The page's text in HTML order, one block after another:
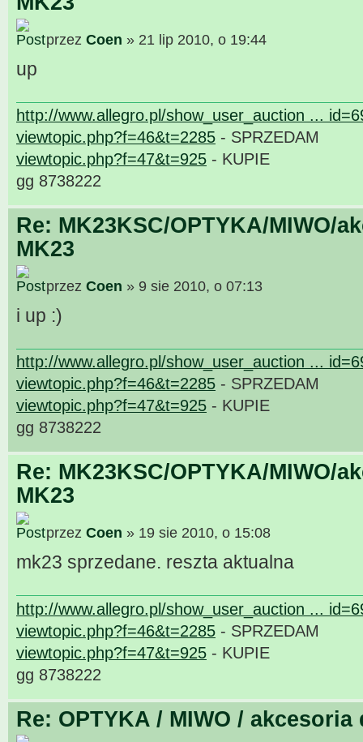
przez Coen » 21 lip 2010, o 19:44
up
http://www.allegro.pl/show_user_auction ...
viewtopic.php?f=46&t=2285 - SPRZEDAM
viewtopic.php?f=47&t=925 - KUPIE
gg 8738222
Re: MK23KSC/OPTYKA/MIWO/
MK23
przez Coen » 9 sie 2010, o 07:13
i up :)
http://www.allegro.pl/show_user_auction ...
viewtopic.php?f=46&t=2285 - SPRZEDAM
viewtopic.php?f=47&t=925 - KUPIE
gg 8738222
Re: MK23KSC/OPTYKA/MIWO/
MK23
przez Coen » 19 sie 2010, o 15:08
mk23 sprzedane. reszta aktualna
http://www.allegro.pl/show_user_auction ...
viewtopic.php?f=46&t=2285 - SPRZEDAM
viewtopic.php?f=47&t=925 - KUPIE
gg 8738222
Re: OPTYKA / MIWO / akcesoria